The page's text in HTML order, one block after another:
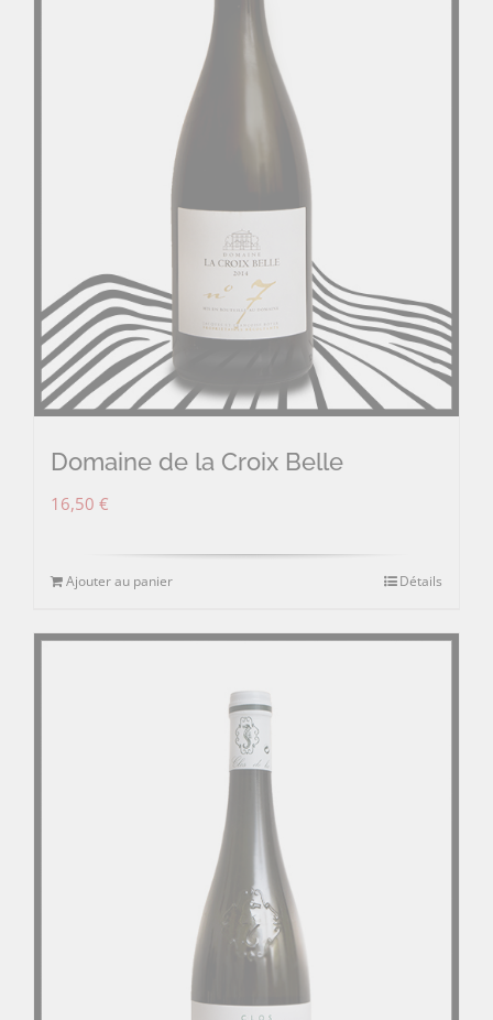
Domaine de la Croix Belle
16,50 €
Ajouter au panier Détails